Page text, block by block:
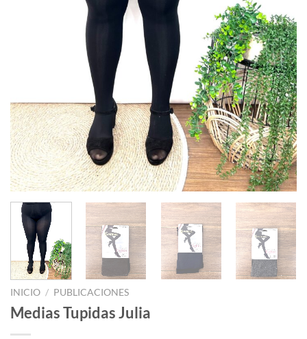
INICIO / PUBLICACIONES
Medias Tupidas Julia